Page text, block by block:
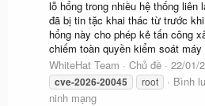
lỗ hổng trong nhiều hệ thống liên
đã bị tin tặc khai thác từ trước
hổng này cho phép kẻ tấn công
chiếm toàn quyền kiểm soát
WhiteHat Team
Chủ đề 22/01/
cve-2026-20045 root Bình
ninh mạng